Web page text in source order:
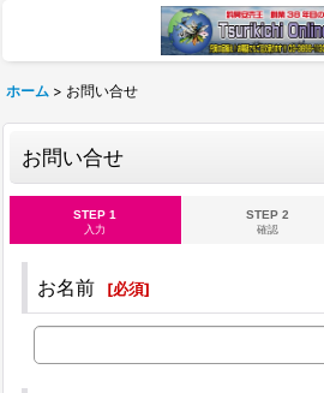
ホーム > お問い合せ
お問い合せ
STEP 1
入力
STEP 2
確認
お名前 [必須]